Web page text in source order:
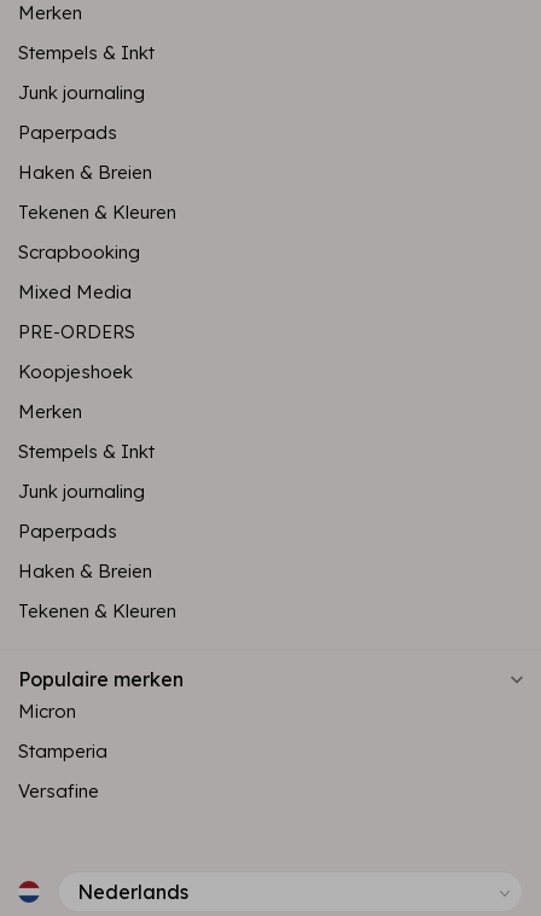
Merken
Stempels & Inkt
Junk journaling
Paperpads
Haken & Breien
Tekenen & Kleuren
Scrapbooking
Mixed Media
PRE-ORDERS
Koopjeshoek
Merken
Stempels & Inkt
Junk journaling
Paperpads
Haken & Breien
Tekenen & Kleuren
Populaire merken
Micron
Stamperia
Versafine